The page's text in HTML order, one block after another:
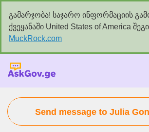
გამარჯობა! საჯარო ინფორმაციის
ქვეყანაში United States of America
MuckRock.com
Send message to Julia